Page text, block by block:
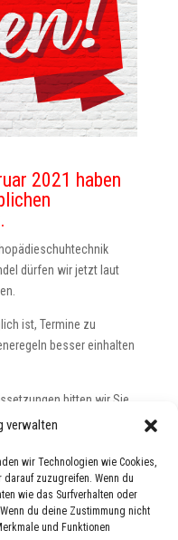
verwalten
wir Technologien wie Cookies,
zuzugreifen. Wenn du
wie das Surfverhalten oder
du deine Zustimmung nicht
und Funktionen
2021 haben
dürfen wir jetzt laut
ist, Termine zu
besser einhalten
bitten wir Sie
3 Kunden gleichzeitig
und achten auf den
begrüßen zu dürfen!